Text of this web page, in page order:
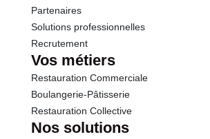
Partenaires
Solutions professionnelles
Recrutement
Vos métiers
Restauration Commerciale
Boulangerie-Pâtisserie
Restauration Collective
Nos solutions